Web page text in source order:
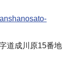
道成川原15番地